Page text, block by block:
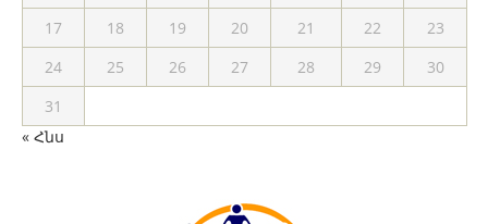
17
18 19 20 21 22
23
24
25 26 27 28 29
30
31
« Հնս